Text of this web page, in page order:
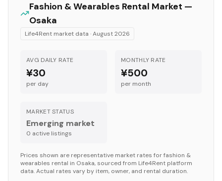
Fashion & Wearables Rental Market —
Osaka
Life4Rent market data ·August 2026
AVG DAILY RATE
¥30
per day
MONTHLY RATE
¥500
per month
MARKET STATUS
Emerging market
0 active listings
Prices shown are representative market rates forfashion &
wearables rental in Osaka, sourced from Life4Rent platform
data. Actual rates vary by item, owner, and rental duration.